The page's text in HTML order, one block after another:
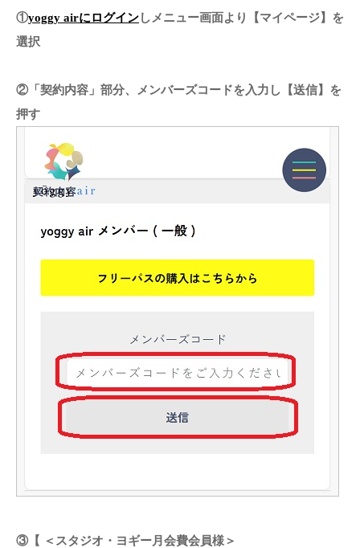
①yoggy airにログイン しメニュー画面より【マイページ】を
選択
②「契約内容」部分、メンバーズコードを入力し【送信】を
押す
③【 ＜スタジオ・ヨギー月会費会員様＞